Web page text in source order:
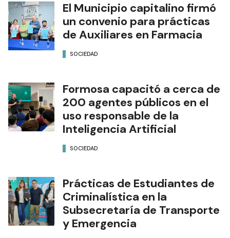
El Municipio capitalino firmó
un convenio para prácticas
de Auxiliares en Farmacia
SOCIEDAD
Formosa capacitó a cerca de
200 agentes públicos en el
uso responsable de la
Inteligencia Artificial
SOCIEDAD
Prácticas de Estudiantes de
Criminalística en la
Subsecretaría de Transporte
y Emergencia